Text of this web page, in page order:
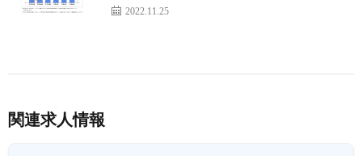
2022.11.25
関連求人情報